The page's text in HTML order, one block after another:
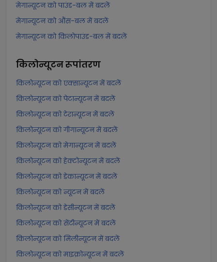
मेगान्यूटन को पाउंड-बल में बदलें
मेगान्यूटन को औंस-बल में बदलें
मेगान्यूटन को किलोपाउंड-बल में बदलें
किलोन्यूटनरूपांतरण
किलोन्यूटन को एक्सान्यूटन में बदलें
किलोन्यूटन को पेटान्यूटन में बदलें
किलोन्यूटन को टेरान्यूटन में बदलें
किलोन्यूटन को गीगान्यूटन में बदलें
किलोन्यूटन को मेगान्यूटन में बदलें
किलोन्यूटन को हेक्टोन्यूटन में बदलें
किलोन्यूटन को डेकान्यूटन में बदलें
किलोन्यूटन को न्यूटन में बदलें
किलोन्यूटन को डेसीन्यूटन में बदलें
किलोन्यूटन को सेंटीन्यूटन में बदलें
किलोन्यूटन को मिलीन्यूटन में बदलें
किलोन्यूटन को माइक्रोन्यूटन में बदलें